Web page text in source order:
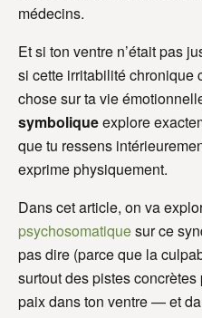
médecins.
Et si ton ventre n’était pas
si cette irritabilité chronique
chose sur ta vie
symboliqueexplore
que tu ressens
exprime physiquement.
Dans cet article, on va
psychosomatiquesur ce
pas dire (parce que la
surtout des pistes
paix dans ton ventre — et